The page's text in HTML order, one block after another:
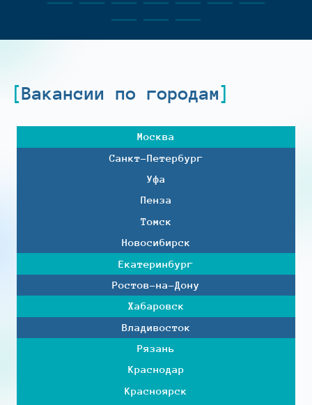
Вакансии по городам
Москва
Санкт-Петербург
Уфа
Пенза
Томск
Новосибирск
Екатеринбург
Ростов-на-Дону
Хабаровск
Владивосток
Рязань
Краснодар
Красноярск